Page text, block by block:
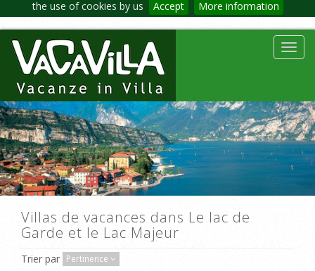
the use of cookies by us Accept More information
Villas de vacances dans Le lac de
Garde et le Lac Majeur
Trier par Pertinence